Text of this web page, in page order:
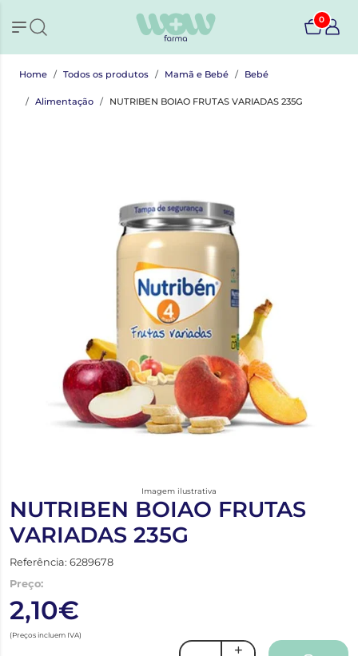
0
Home Todos os produtos Mamã e Bebé Bebé
Alimentação NUTRIBEN BOIAO FRUTAS VARIADAS 235G
Imagem ilustrativa
NUTRIBEN BOIAO FRUTAS
VARIADAS 235G
Referência: 6289678
Preço:
2,10€
(Preços incluem IVA)